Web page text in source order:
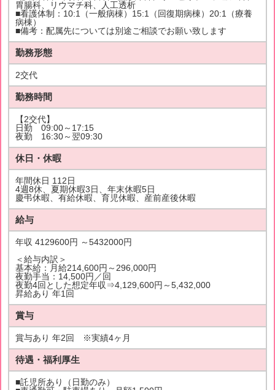
胃腸科、リウマチ科、人工透析
■看護体制：10:1（一般病棟）15:1（回復期病棟）20:1（療養
病棟）
■備考：配属先については別途ご相談でお願い致します
勤務形態
2交代
勤務時間
【2交代】
日勤 09:00～17:15
夜勤 16:30～翌09:30
休日・休暇
年間休日 112日
4週8休、夏期休暇3日、年末休暇5日
慶弔休暇、有給休暇、育児休暇、産前産後休暇
給与
年収 4129600円 ～5432000円
＜給与内訳＞
基本給：月給214,600円～296,000円
夜勤手当：14,500円／回
夜勤4回とした想定年収⇒4,129,600円～5,432,000
昇給あり 年1回
賞与
賞与あり 年2回 ※実績4ヶ月
待遇・福利厚生
■託児所あり（日勤のみ）